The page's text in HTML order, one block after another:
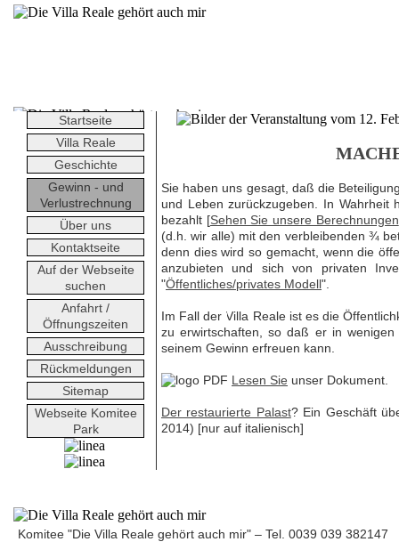
Startseite
Villa Reale
Geschichte
Gewinn - und
Verlustrechnung
Über uns
Kontaktseite
Auf der Webseite
suchen
Anfahrt /
Öffnungszeiten
Ausschreibung
Rückmeldungen
Sitemap
Webseite Komitee
Park
Sie haben uns gesagt, daß die
und Leben zurückzugeben. In
bezahlt [Sehen Sie unsere Berechnungen
(d.h. wir alle) mit den verbleibenden ¾
denn dies wird so gemacht, wenn die
anzubieten und sich von privaten
"Öffentliches/privates Modell".
Im Fall der Villa Reale ist es die
zu erwirtschaften, so daß er in
seinem Gewinn erfreuen kann.
Lesen Sie unser Dokument.
Der restaurierte Palast? Ein Geschäft
2014) [nur auf italienisch]
Komitee "Die Villa Reale gehört auch mir" – Tel. 0039 039